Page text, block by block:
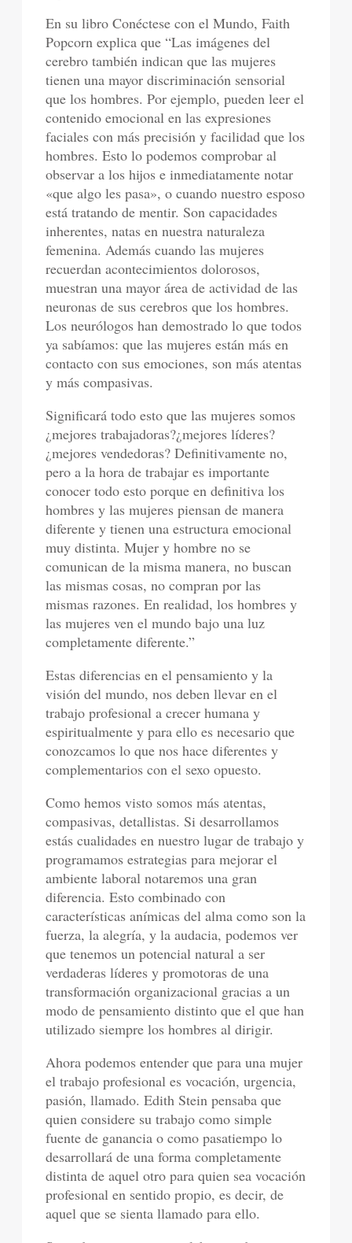
En su libro Conéctese con el Mundo, Faith
Popcorn explica que “Las imágenes del
cerebro también indican que las mujeres
tienen una mayor discriminación sensorial
que los hombres. Por ejemplo, pueden leer el
contenido emocional en las expresiones
faciales con más precisión y facilidad que los
hombres. Esto lo podemos comprobar al
observar a los hijos e inmediatamente notar
«que algo les pasa», o cuando nuestro esposo
está tratando de mentir. Son capacidades
inherentes, natas en nuestra naturaleza
femenina. Además cuando las mujeres
recuerdan acontecimientos dolorosos,
muestran una mayor área de actividad de las
neuronas de sus cerebros que los hombres.
Los neurólogos han demostrado lo que todos
ya sabíamos: que las mujeres están más en
contacto con sus emociones, son más atentas
y más compasivas.
Significará todo esto que las mujeres somos
¿mejores trabajadoras?¿mejores líderes?
¿mejores vendedoras? Definitivamente no,
pero a la hora de trabajar es importante
conocer todo esto porque en definitiva los
hombres y las mujeres piensan de manera
diferente y tienen una estructura emocional
muy distinta. Mujer y hombre no se
comunican de la misma manera, no buscan
las mismas cosas, no compran por las
mismas razones. En realidad, los hombres y
las mujeres ven el mundo bajo una luz
completamente diferente.”
Estas diferencias en el pensamiento y la
visión del mundo, nos deben llevar en el
trabajo profesional a crecer humana y
espiritualmente y para ello es necesario que
conozcamos lo que nos hace diferentes y
complementarios con el sexo opuesto.
Como hemos visto somos más atentas,
compasivas, detallistas. Si desarrollamos
estás cualidades en nuestro lugar de trabajo y
programamos estrategias para mejorar el
ambiente laboral notaremos una gran
diferencia. Esto combinado con
características anímicas del alma como son la
fuerza, la alegría, y la audacia, podemos ver
que tenemos un potencial natural a ser
verdaderas líderes y promotoras de una
transformación organizacional gracias a un
modo de pensamiento distinto que el que han
utilizado siempre los hombres al dirigir.
Ahora podemos entender que para una mujer
el trabajo profesional es vocación, urgencia,
pasión, llamado. Edith Stein pensaba que
quien considere su trabajo como simple
fuente de ganancia o como pasatiempo lo
desarrollará de una forma completamente
distinta de aquel otro para quien sea vocación
profesional en sentido propio, es decir, de
aquel que se sienta llamado para ello.